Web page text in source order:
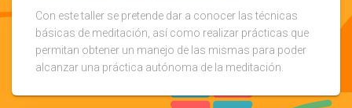
Con este taller se pretende dar a conocer las técnicas
básicas de meditación, así como realizar prácticas que
permitan obtener un manejo de las mismas para poder
alcanzar una práctica autónoma de la meditación.